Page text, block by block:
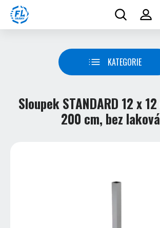
KATEGORIE
Sloupek STANDARD 12 x
200 cm, bez